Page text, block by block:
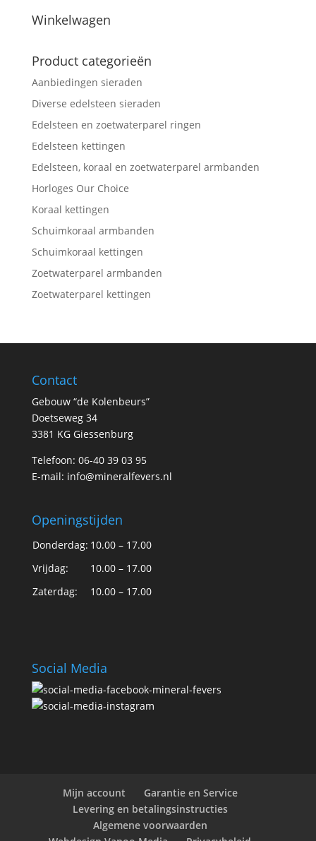
Winkelwagen
Product categorieën
Aanbiedingen sieraden
Diverse edelsteen sieraden
Edelsteen en zoetwaterparel ringen
Edelsteen kettingen
Edelsteen, koraal en zoetwaterparel armbanden
Horloges Our Choice
Koraal kettingen
Schuimkoraal armbanden
Schuimkoraal kettingen
Zoetwaterparel armbanden
Zoetwaterparel kettingen
Contact
Gebouw “de Kolenbeurs”
Doetseweg 34
3381 KG Giessenburg
Telefoon: 06-40 39 03 95
E-mail: info@mineralfevers.nl
Openingstijden
Donderdag: 10.00 – 17.00
Vrijdag:
10.00 – 17.00
Zaterdag:
10.00 – 17.00
Social Media
Mijn account
Garantie en Service
Levering en betalingsinstructies
Algemene voorwaarden